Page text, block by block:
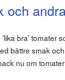
och
bra’
bättre smak
nu om